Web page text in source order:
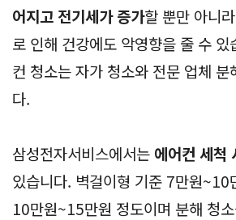
어지고 전기세가 증가할 뿐만 아니
로 인해 건강에도 악영향을 줄 수 있
컨 청소는 자가 청소와 전문 업체 분
다.
삼성전자서비스에서는 에어컨 세척
있습니다. 벽걸이형 기준 7만원~10
10만원~15만원 정도이며 분해 청